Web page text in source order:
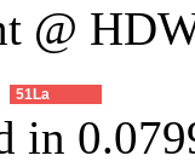
@
51La
in